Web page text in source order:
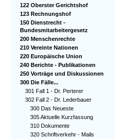
122 Oberster Gerichtshof
123 Rechnungshof
150 Dienstrecht -
Bundesmitarbeitergesetz
200 Menschenrechte
210 Vereinte Nationen
220 Europäische Union
240 Berichte - Publikationen
250 Vorträge und Diskussionen
300 Die Fälle...
301 Fall 1 - Dr. Perterer
302 Fall 2 - Dr. Lederbauer
300 Das Neueste
305 Aktuelle Kurzfassung
310 Dokumente
320 Schriftverkehr - Mails